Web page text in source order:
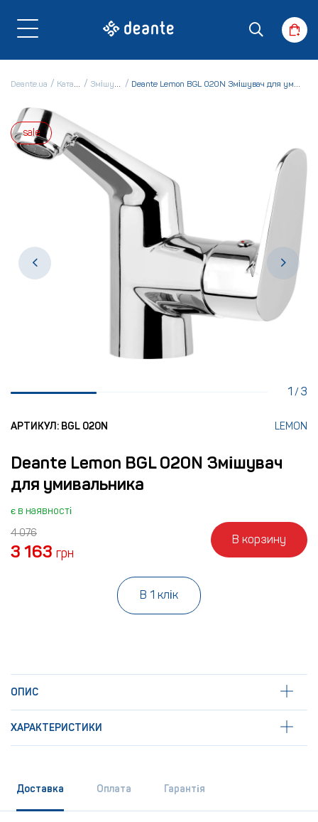
Deante.ua Каталог Змішувачі Deante Lemon BGL 020N Змішувач для умивальника
sale
1 /3
АРТИКУЛ: BGL 020N LEMON
Deante Lemon BGL 020N Змішувач
для умивальника
є в наявності
4 076
3 163 грн
В корзину
В 1 клік
ОПИС
ХАРАКТЕРИСТИКИ
Доставка Оплата Гарантія